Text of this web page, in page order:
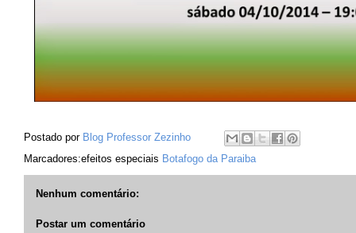
Postado por Blog Professor Zezinho
Marcadores:efeitos especiais Botafogo da Paraiba
Nenhum comentário:
Postar um comentário